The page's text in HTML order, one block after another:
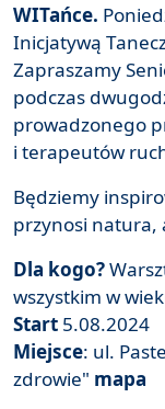
WITańce.
Inicjatywą
Zapraszamy
podczas
prowadzonego
i terapeutów
Będziemy
przynosi natura,
Dla kogo?
wszystkim w
Start 5.08.2024
Miejsce: ul.
zdrowie" mapa